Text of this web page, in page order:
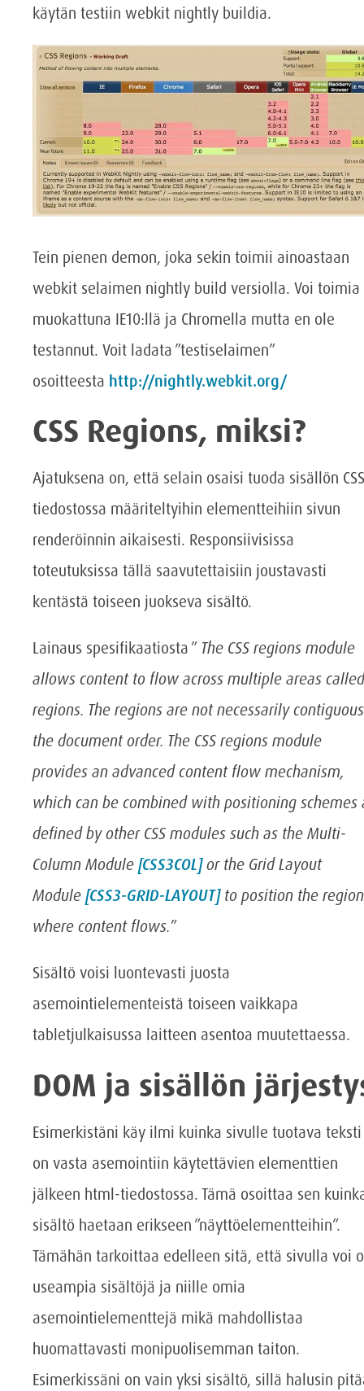
käytän testiin webkit nightly buildia.
Tein pienen demon, joka sekin toimii ainoastaan
webkit selaimen nightly build versiolla. Voi toimia
muokattuna IE10:llä ja Chromella mutta en ole
testannut. Voit ladata ”testiselaimen”
osoitteesta http://nightly.webkit.org/
CSS Regions, miksi?
Ajatuksena on, että selain osaisi tuoda sisällön CSS
tiedostossa määriteltyihin elementteihiin sivun
renderöinnin aikaisesti. Responsiivisissa
toteutuksissa tällä saavutettaisiin joustavasti
kentästä toiseen juokseva sisältö.
Lainaus spesifikaatiosta ” The CSS regions module
allows content to flow across multiple areas called
regions. The regions are not necessarily
the document order. The CSS regions module
provides an advanced content flow mechanism,
which can be combined with positioning schemes
defined by other CSS modules such as the Multi-
Column Module [CSS3COL]or the Grid Layout
Module [CSS3-GRID-LAYOUT]to position the
where content flows.”
Sisältö voisi luontevasti juosta
asemointielementeistä toiseen vaikkapa
tabletjulkaisussa laitteen asentoa muutettaessa.
DOM ja sisällön
Esimerkistäni käy ilmi kuinka sivulle tuotava teksti
on vasta asemointiin käytettävien elementtien
jälkeen html-tiedostossa. Tämä osoittaa sen
sisältö haetaan erikseen ”näyttöelementteihin”.
Tämähän tarkoittaa edelleen sitä, että sivulla voi
useampia sisältöjä ja niille omia
asemointielementtejä mikä mahdollistaa
huomattavasti monipuolisemman taiton.
Esimerkissäni on vain yksi sisältö, sillä halusin